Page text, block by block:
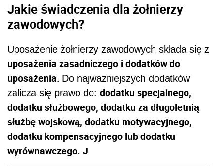
Jakie świadczenia dla żołnierzy
zawodowych?
Uposażenie żołnierzy zawodowych składa się z
uposażenia zasadniczego i dodatków do
uposażenia. Do najważniejszych dodatków
zalicza się prawo do: dodatku specjalnego,
dodatku służbowego, dodatku za długoletnią
służbę wojskową, dodatku motywacyjnego,
dodatku kompensacyjnego lub dodatku
wyrównawczego. J